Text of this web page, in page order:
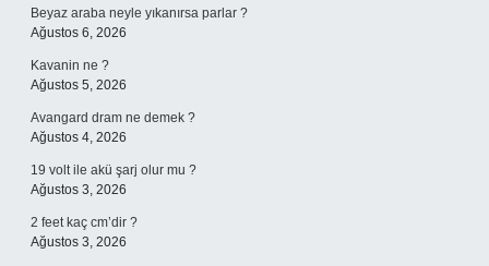
Beyaz araba neyle yıkanırsa parlar ?
Ağustos 6, 2026
Kavanin ne ?
Ağustos 5, 2026
Avangard dram ne demek ?
Ağustos 4, 2026
19 volt ile akü şarj olur mu ?
Ağustos 3, 2026
2 feet kaç cm’dir ?
Ağustos 3, 2026